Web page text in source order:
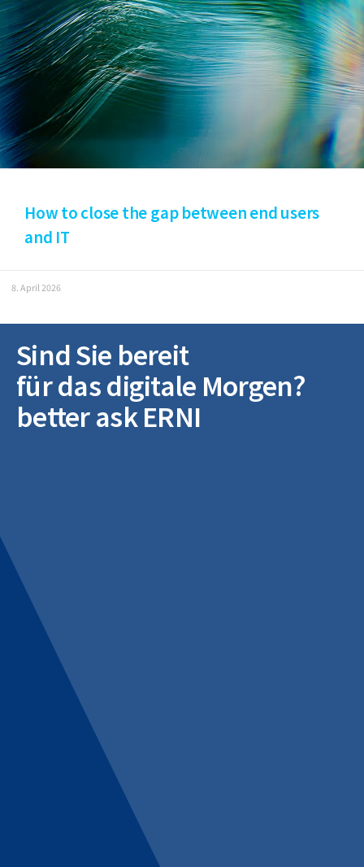
How to close the gap between end users
and IT
8. April 2026
Sind Sie bereit
für das digitale Morgen?
better ask ERNI